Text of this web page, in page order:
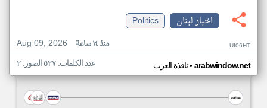
اخبار لبنان
Politics
Aug 09, 2026
منذ ١٤ ساعة UI06HT
نافذة العرب• arabwindow.net عدد الكلمات: ٥٢٧ الصور: ٢